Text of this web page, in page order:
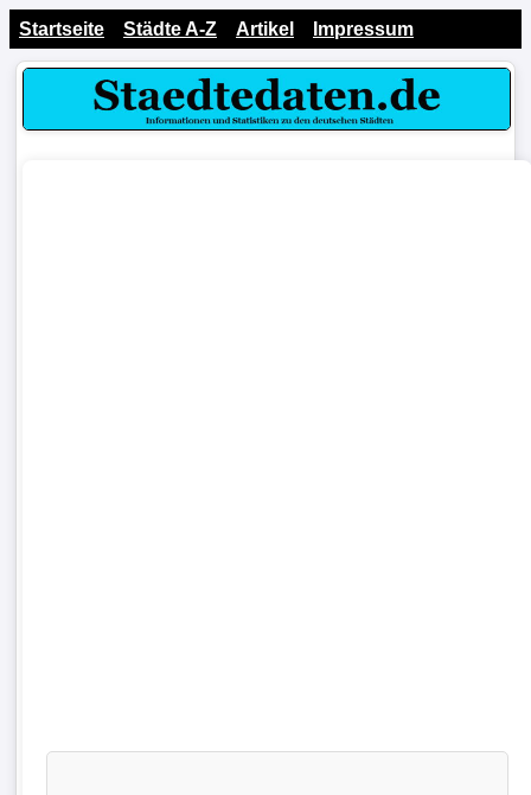
Startseite Städte A-Z Artikel Impressum